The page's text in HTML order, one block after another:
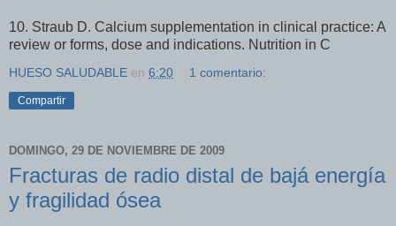
10. Straub D. Calcium supplementation in clinical practice: A
review or forms, dose and indications. Nutrition in C
HUESO SALUDABLE en 6:20 1 comentario:
Compartir
DOMINGO, 29 DE NOVIEMBRE DE 2009
Fracturas de radio distal de bajá energía
y fragilidad ósea